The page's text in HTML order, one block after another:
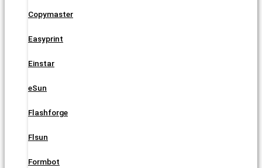
Copymaster
Easyprint
Einstar
eSun
Flashforge
Flsun
Formbot